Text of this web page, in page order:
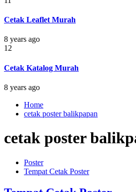
Cetak Leaflet Murah
8 years ago
12
Cetak Katalog Murah
8 years ago
Home
cetak poster balikpapan
cetak poster
Poster
Tempat Cetak Poster